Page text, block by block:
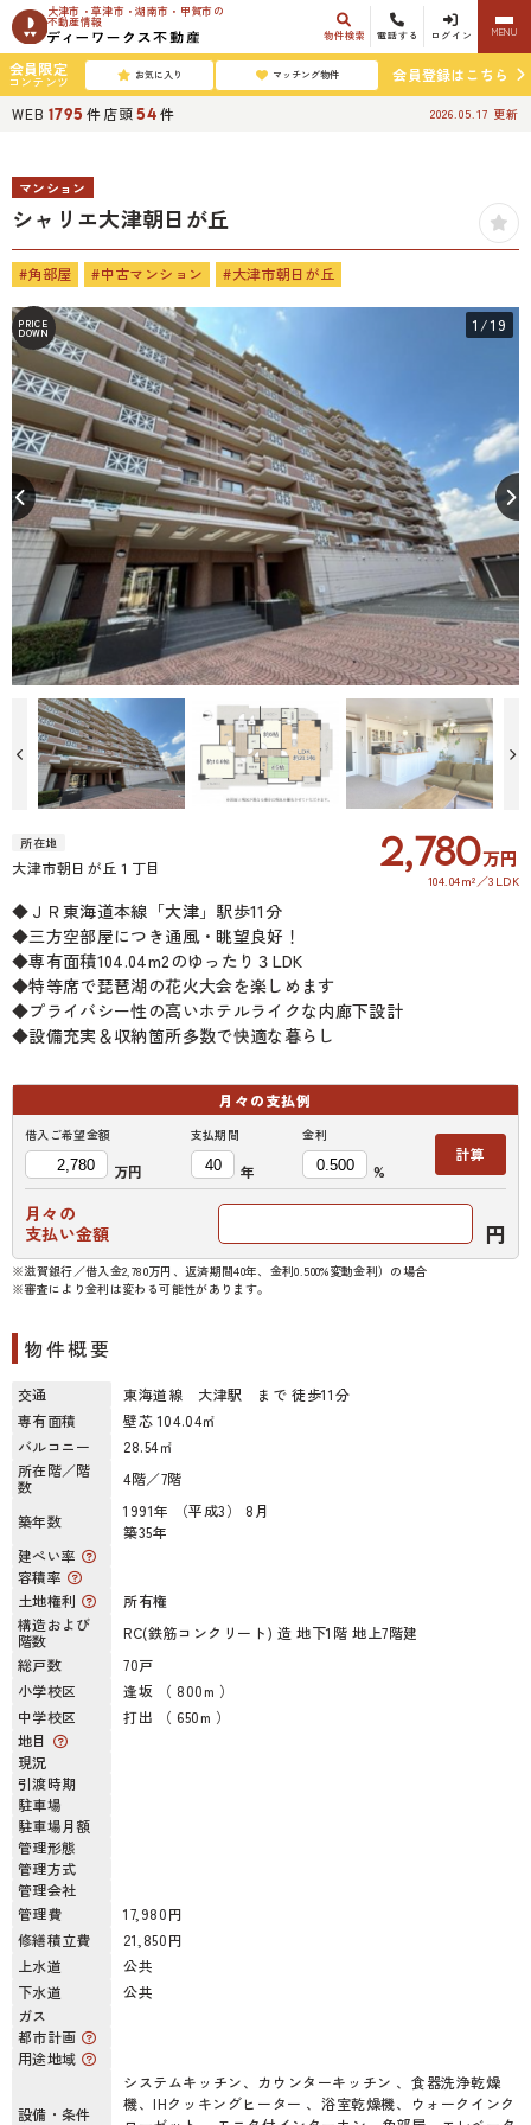
大津市・草津市・湖南市・甲賀市の
不動産情報
物件検索 電話する ログイン MENU
会員限定
コンテンツ お気に入り マッチング物件
会員登録はこちら
WEB 1795 件店頭54 件 2026.05.17 更新
マンション
シャリエ大津朝日が丘
#角部屋 #中古マンション #大津市朝日が丘
PRICE
DOWN 1 /19
所在地
大津市朝日が丘１丁目 2,780万円
104.04m² 3LDK
◆ＪＲ東海道本線「大津」駅歩11分
◆三方空部屋につき通風・眺望良好！
◆専有面積104.04m2のゆったり３LDK
◆特等席で琵琶湖の花火大会を楽しめます
◆プライバシー性の高いホテルライクな内廊下設計
◆設備充実＆収納箇所多数で快適な暮らし
月々の支払例
借入ご希望金額
万円
支払期間
年
金利
%
計算
月々の
支払い金額
円
※滋賀銀行／借入金2,780万円、返済期間40年、金利0.500%変動金利）の場合
※審査により金利は変わる可能性があります。
物件概要
交通
東海道線 大津駅 まで 徒歩11分
専有面積
壁芯 104.04㎡
バルコニー
28.54㎡
所在階／階
数
4階／7階
築年数
1991年 （平成3） 8月
築35年
建ぺい率
容積率
土地権利
所有権
構造および
階数
RC(鉄筋コンクリート) 造 地下1階 地上7階建
総戸数
70戸
小学校区
逢坂 （ 800m ）
中学校区
打出 （ 650m ）
地目
現況
引渡時期
駐車場
駐車場月額
管理形態
管理方式
管理会社
管理費
17,980円
修繕積立費
21,850円
上水道
公共
下水道
公共
ガス
都市計画
用途地域
設備・条件
システムキッチン、カウンターキッチン 、食器洗浄乾燥
機、IHクッキングヒーター 、浴室乾燥機、ウォークインク